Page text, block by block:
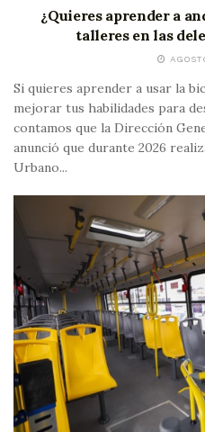
¿Quieres aprender a
talleres en las
Si quieres aprender a usar la
mejorar tus habilidades para
contamos que la Dirección
anunció que durante 2026
Urbano...